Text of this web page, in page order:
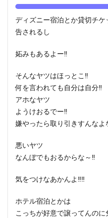
ディズニー宿泊とか貸切チ
告されるし
妬みもあるよー‼️
そんなヤツはほっとこ‼️
何を言われても自分は自分‼️
アホなヤツ
ようけおるでー‼️
嫌やったら取り引きすんなよ
悪いヤツ
なんぼでもおるからな～‼️
気をつけなあかんよ‼️‼️
ホテル宿泊とかは
こっちが好意で譲ってんの